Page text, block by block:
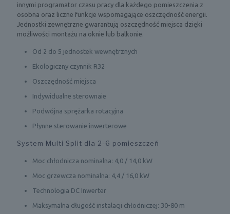
innymi programator czasu pracy dla każdego pomieszczenia z
osobna oraz liczne funkcje wspomagające oszczędność energii.
Jednostki zewnętrzne gwarantują oszczędność miejsca dzięki
możliwości montażu na oknie lub balkonie.
Od 2 do 5 jednostek wewnętrznych
Ekologiczny czynnik R32
Oszczędność miejsca
Indywidualne sterownaie
Podwójna sprężarka rotacyjna
Płynne sterowanie inwerterowe
System Multi Split dla 2-6 pomieszczeń
Moc chłodnicza nominalna: 4,0 / 14,0 kW
Moc grzewcza nominalna: 4,4 / 16,0 kW
Technologia DC Inwerter
Maksymalna długość instalacji chłodniczej: 30-80 m